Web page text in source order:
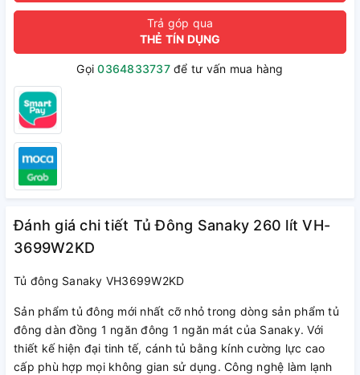
Trả góp qua
THẺ TÍN DỤNG
Gọi0364833737để tư vấn mua hàng
Đánh giá chi tiết Tủ Đông Sanaky 260 lít VH-
3699W2KD
Tủ đông Sanaky VH3699W2KD
Sản phẩm tủ đông mới nhất cỡ nhỏ trong dòng sản phẩm tủ
đông dàn đồng 1 ngăn đông 1 ngăn mát của Sanaky. Với
thiết kế hiện đại tinh tế, cánh tủ bằng kính cường lực cao
cấp phù hợp mọi không gian sử dụng. Công nghệ làm lạnh